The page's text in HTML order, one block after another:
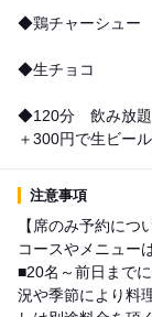
◆鶏チャーシュー
◆生チョコ
◆120分 飲み放題
＋300円で生ビー
注意事項
【席のみ予約につ
コースやメニュー
■20名～前日まで
況や季節により料